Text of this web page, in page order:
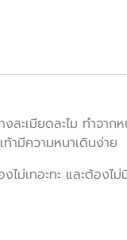
ะเมียดละไม ทำจา
ามีความหนาเดินง่าย
ไม่เทอะทะ และต้อง